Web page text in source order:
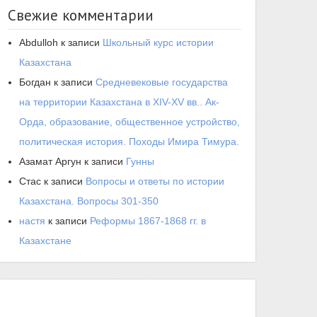
Свежие комментарии
Abdulloh к записи Школьный курс истории
Казахстана
Богдан к записи Средневековые государства
на территории Казахстана в XIV-XV вв.. Ак-
Орда, образование, общественное устройство,
политическая история. Походы Имира Тимура.
Азамат Аргун к записи Гунны
Стас к записи Вопросы и ответы по истории
Казахстана. Вопросы 301-350
настя к записи Реформы 1867-1868 гг. в
Казахстане